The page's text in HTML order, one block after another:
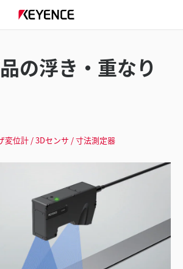
の浮き・重なり
変位計 / 3Dセンサ / 寸法測定器